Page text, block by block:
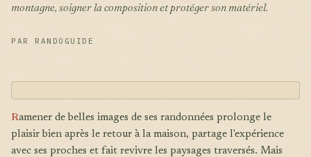
montagne, soigner la composition et protéger son matériel.
PAR RANDOGUIDE
Ramener de belles images de ses randonnées prolonge le
plaisir bien après le retour à la maison, partage l'expérience
avec ses proches et fait revivre les paysages traversés. Mais